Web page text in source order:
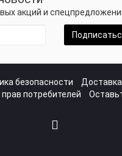
акций и
безопасности Доставка
потребителей